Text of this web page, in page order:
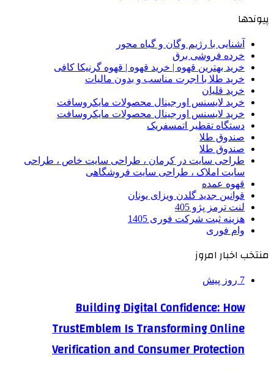
پیوندها
آشنایی با رژیم وگان و گیاه محور
خرده فروشی برق
خرید بهترین قهوه | خرید قهوه | قهوه گرنیکا کافی
خرید طلا با اجرت مناسب و بدون مالیات
خرید قلیان
خرید لایسنس اورجینال محصولات مایکروسافت
خرید لایسنس اورجینال محصولات مایکروسافت
دستگاه تقطیر اتمسفریک
صندوق طلا
صندوق طلا
طراحی سایت در کرمان ، طراحی سایت خاص ، طراحی
سایت املاک ، طراحی سایت فروشگاهی
قهوه عمده
قوانین جدید گلدن ویزای یونان
لنت ترمز پژو 405
هزینه ثبت شرکت فوری 1405
وام فوری
منتخب اخبار امروز
7 روز پیش
Building Digital Confidence: How
TrustEmblem Is Transforming Online
Verification and Consumer Protection